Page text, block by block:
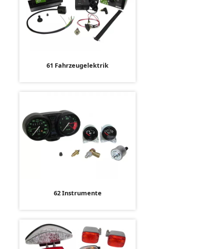
61 Fahrzeugelektrik
62 Instrumente